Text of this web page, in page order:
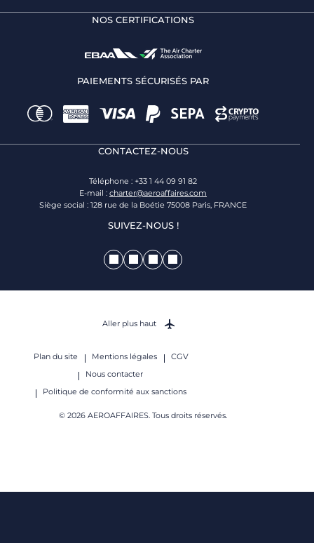
NOS CERTIFICATIONS
PAIEMENTS SÉCURISÉS PAR
CONTACTEZ-NOUS
Téléphone : +33 1 44 09 91 82
E-mail : charter@aeroaffaires.com
Siège social : 128 rue de la Boétie 75008 Paris, FRANCE
SUIVEZ-NOUS !
Plan du site Mentions légales
CGV
Nous contacter
Politique de conformité aux sanctions
© 2026 AEROAFFAIRES. Tous droits réservés.
Aller plus haut